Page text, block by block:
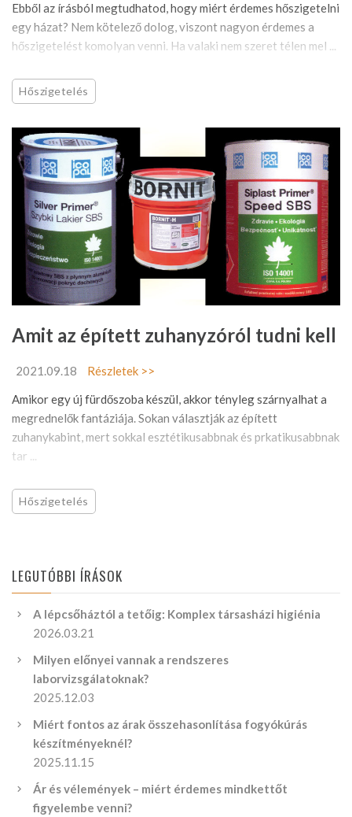
Ebből az írásból megtudhatod, hogy miért érdemes hőszigetelni
egy házat? Nem kötelező dolog, viszont nagyon érdemes a
hőszigetelést komolyan venni. Ha valaki nem szeret télen mel ...
Hőszigetelés
Amit az épített zuhanyzóról tudni kell
2021.09.18
Részletek >>
Amikor egy új fürdőszoba készül, akkor tényleg szárnyalhat a
megrednelők fantáziája. Sokan választják az épített
zuhanykabint, mert sokkal esztétikusabbnak és prkatikusabbnak
tar ...
Hőszigetelés
LEGUTÓBBI ÍRÁSOK
A lépcsőháztól a tetőig: Komplex társasházi higiénia
2026.03.21
Milyen előnyei vannak a rendszeres
laborvizsgálatoknak?
2025.12.03
Miért fontos az árak összehasonlítása fogyókúrás
készítményeknél?
2025.11.15
Ár és vélemények – miért érdemes mindkettőt
figyelembe venni?